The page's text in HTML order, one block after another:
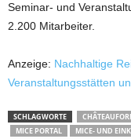
Seminar- und
2.200 Mitarbeiter.
Anzeige: Nachhaltige
Veranstaltungsstätten
SCHLAGWORTE
MICE PORTAL
MICE- UND